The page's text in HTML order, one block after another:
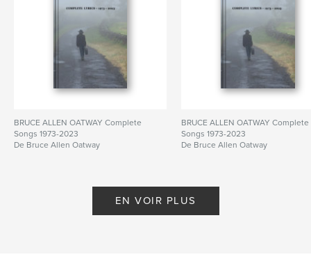
BRUCE ALLEN OATWAY Complete
Songs 1973-2023
De Bruce Allen Oatway
BRUCE ALLEN OATWAY Complete
Songs 1973-2023
De Bruce Allen Oatway
EN VOIR PLUS